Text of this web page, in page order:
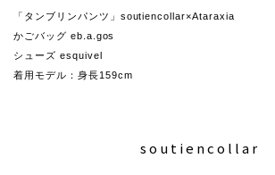
「タンブリンパンツ」soutiencollar×Ataraxia
かごバッグ eb.a.gos
シューズ esquivel
着用モデル：身長159cm
soutiencollar